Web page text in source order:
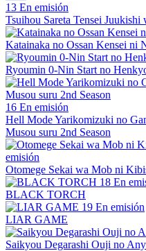
13 En emisión
Tsuihou Sareta Tensei
Katainaka no Ossan Kensei ni
Ryoumin 0-Nin Start no
16 En emisión
Hell Mode Yarikomizuki no
Musou suru 2nd Season
emisión
Otomege Sekai wa Mob ni
18 En
BLACK TORCH
19 En emisión
LIAR GAME
Saikyou Degarashi Ouji no